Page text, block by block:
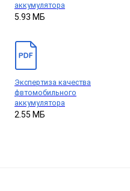
аккумулятора
5.93 МБ
Экспертиза качества
фвтомобильного
аккумулятора
2.55 МБ